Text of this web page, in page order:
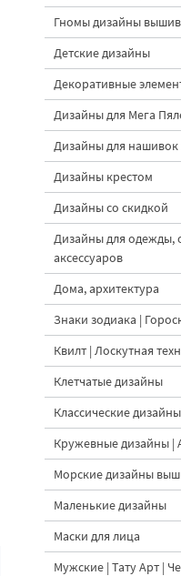
Гномы дизайны
Детские дизайны
Декоративные
Дизайны для Мега
Дизайны для нашивок
Дизайны крестом
Дизайны со скидкой
Дизайны для одежды,
аксессуаров
Дома, архитектура
Знаки зодиака |
Квилт | Лоскутная
Клетчатые дизайны
Классические дизайны
Кружевные дизайны |
Морские дизайны
Маленькие дизайны
Маски для лица
Мужские | Тату Арт |